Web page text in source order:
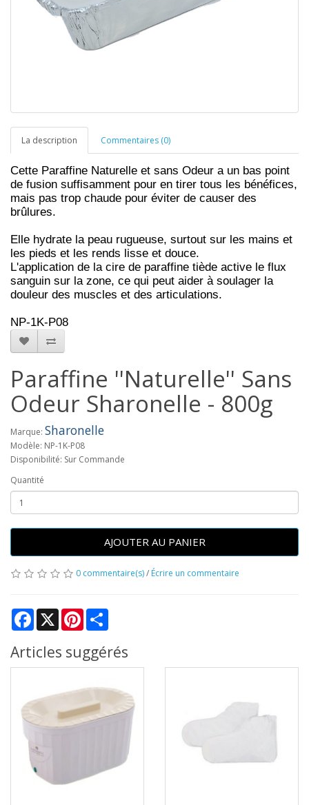
La description Commentaires (0)
Cette Paraffine Naturelle et sans Odeur a un bas point
de fusion suffisamment pour en tirer tous les bénéfices,
mais pas trop chaude pour éviter de causer des
brûlures.
Elle hydrate la peau rugueuse, surtout sur les mains et
les pieds et les rends lisse et douce.
L'application de la cire de paraffine tiède active le flux
sanguin sur la zone, ce qui peut aider à soulager la
douleur des muscles et des articulations.
NP-1K-P08
Paraffine ''Naturelle'' Sans
Odeur Sharonelle - 800g
Marque: Sharonelle
Modèle: NP-1K-P08
Disponibilité: Sur Commande
Quantité
AJOUTER AU PANIER
0 commentaire(s)/ Écrire un commentaire
Facebook
X Pinterest
Articles suggérés